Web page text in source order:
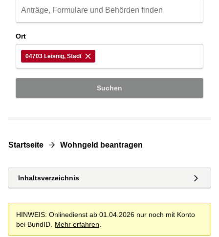
Ort
04703 Leisnig, Stadt
Suchen
Startseite Wohngeld beantragen
Inhaltsverzeichnis
HINWEIS: Onlinedienst ab 01.04.2026 nur noch mit Konto
bei BundID.
Mehr erfahren